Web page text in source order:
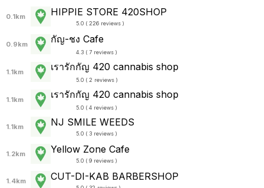
0.1km HIPPIE STORE 420SHOP
5.0 ( 226 reviews )
0.9km กัญ-ชง Cafe
4.3 ( 7 reviews )
1.1km เรารักกัญ 420 cannabis shop
5.0 ( 2 reviews )
1.1km เรารักกัญ 420 cannabis shop
5.0 ( 4 reviews )
1.1km NJ SMILE WEEDS
5.0 ( 3 reviews )
1.2km Yellow Zone Cafe
5.0 ( 9 reviews )
1.4km CUT-DI-KAB BARBERSHOP